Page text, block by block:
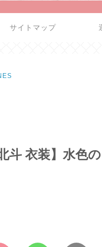
サイトマップ
斗 衣装】水色